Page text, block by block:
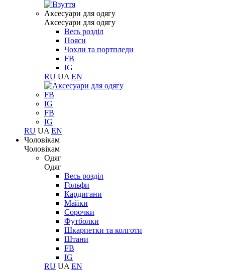
Aксесуари для одягу
Aксесуари для одягу
Весь розділ
Пояси
Чохли та портпледи
FB
IG
RU UA EN
FB
IG
FB
IG
RU UA EN
Чоловікам
Чоловікам
Одяг
Одяг
Весь розділ
Гольфи
Кардигани
Майки
Сорочки
Футболки
Шкарпетки та колготи
Штани
FB
IG
RU UA EN